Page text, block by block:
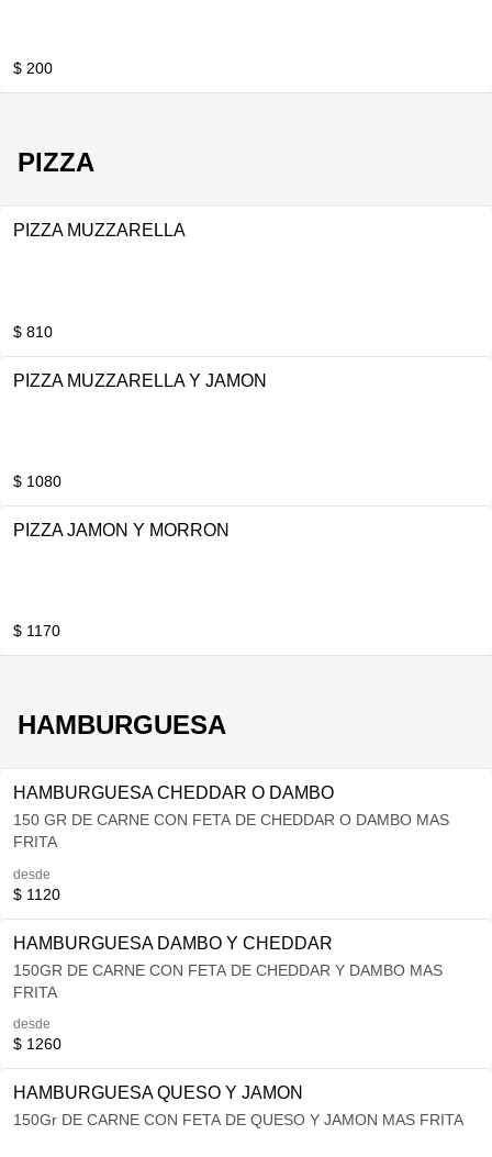
$ 200
PIZZA
PIZZA MUZZARELLA
$ 810
PIZZA MUZZARELLA Y JAMON
$ 1080
PIZZA JAMON Y MORRON
$ 1170
HAMBURGUESA
HAMBURGUESA CHEDDAR O DAMBO
150 GR DE CARNE CON FETA DE CHEDDAR O DAMBO MAS
FRITA
desde
$ 1120
HAMBURGUESA DAMBO Y CHEDDAR
150GR DE CARNE CON FETA DE CHEDDAR Y DAMBO MAS
FRITA
desde
$ 1260
HAMBURGUESA QUESO Y JAMON
150Gr DE CARNE CON FETA DE QUESO Y JAMON MAS FRITA